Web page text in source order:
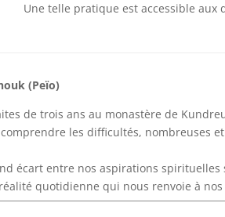
Une telle pratique est accessible aux
(Peïo)
de trois ans au monastère de
les difficultés, nombreuses
écart entre nos aspirations
quotidienne qui nous renvoie à